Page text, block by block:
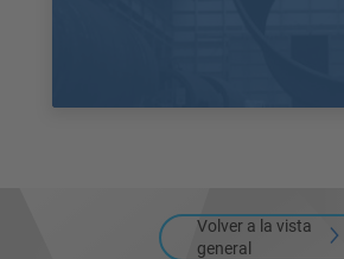
Volver a la vista
general